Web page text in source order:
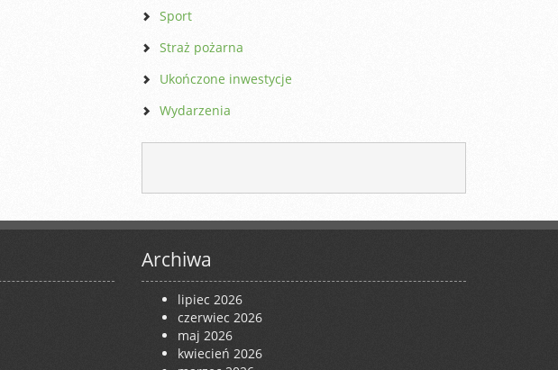
Sport
Straż pożarna
Ukończone inwestycje
Wydarzenia
Archiwa
lipiec 2026
czerwiec 2026
maj 2026
kwiecień 2026